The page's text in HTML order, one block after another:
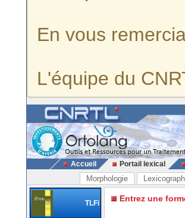
En vous
L'équipe du
Accueil Portail lexical
Morphologie
TLFi Entrez une